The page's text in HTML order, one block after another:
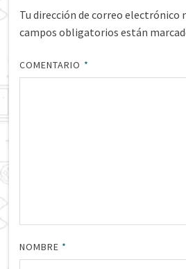
Tu dirección de correo electrónico
campos obligatorios están
COMENTARIO *
NOMBRE *